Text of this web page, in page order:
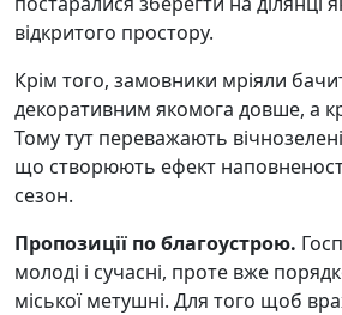
відкритого простору.
Крім того, замовники мріяли
декоративним якомога довше, а
Тому тут переважають
що створюють ефект
сезон.
Пропозиції по благоустрою.
молоді і сучасні, проте вже
міської метушні. Для того щоб